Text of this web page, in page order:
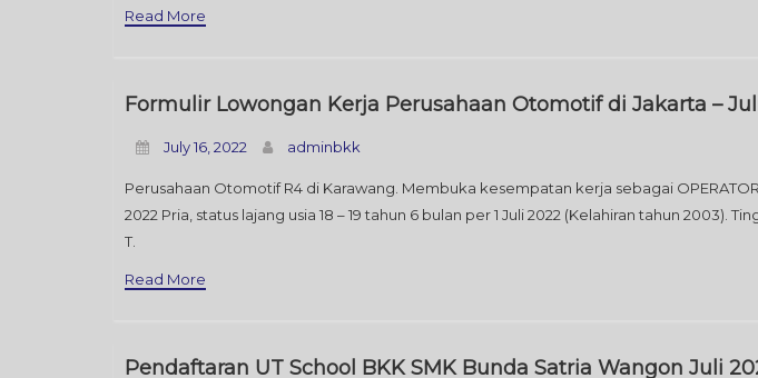
Read More
Formulir Lowongan Kerja Perusahaan Otomotif di Jakarta –
July 16, 2022 adminbkk
Perusahaan Otomotif R4 di Karawang. Membuka kesempatan kerja sebagai
2022 Pria, status lajang usia 18 – 19 tahun 6 bulan per 1 Juli 2022 (Kelahiran tahun 2003).
T.
Read More
Pendaftaran UT School BKK SMK Bunda Satria Wangon Juli